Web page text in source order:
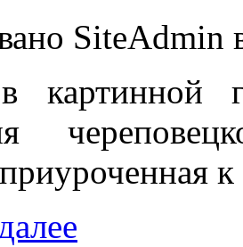
SiteAdmin
картинной